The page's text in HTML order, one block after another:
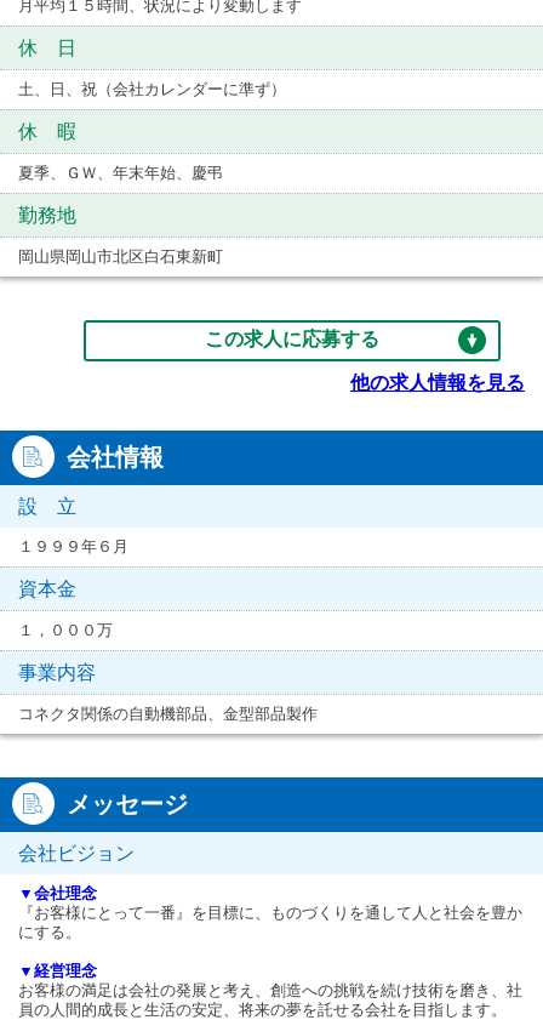
月平均１５時間、状況により変動します
休 日
土、日、祝（会社カレンダーに準ず）
休 暇
夏季、ＧＷ、年末年始、慶弔
勤務地
岡山県岡山市北区白石東新町
この求人に応募する
他の求人情報を見る
会社情報
設 立
１９９９年６月
資本金
１，０００万
事業内容
コネクタ関係の自動機部品、金型部品製作
メッセージ
会社ビジョン
▼会社理念
『お客様にとって一番』を目標に、ものづくりを通して人と社会を豊か
にする。
▼経営理念
お客様の満足は会社の発展と考え、創造への挑戦を続け技術を磨き、社
員の人間的成長と生活の安定、将来の夢を託せる会社を目指します。